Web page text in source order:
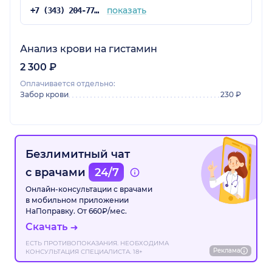
+7 (343) 204-77-00 показать
Анализ крови на гистамин
2 300 ₽
Оплачивается отдельно:
Забор крови
230 ₽
Безлимитный чат
с врачами
24/7
Онлайн-консультации с врачами
в мобильном приложении
НаПоправку. От 660₽/мес.
Скачать
ЕСТЬ ПРОТИВОПОКАЗАНИЯ. НЕОБХОДИМА
КОНСУЛЬТАЦИЯ СПЕЦИАЛИСТА. 18+
Реклама